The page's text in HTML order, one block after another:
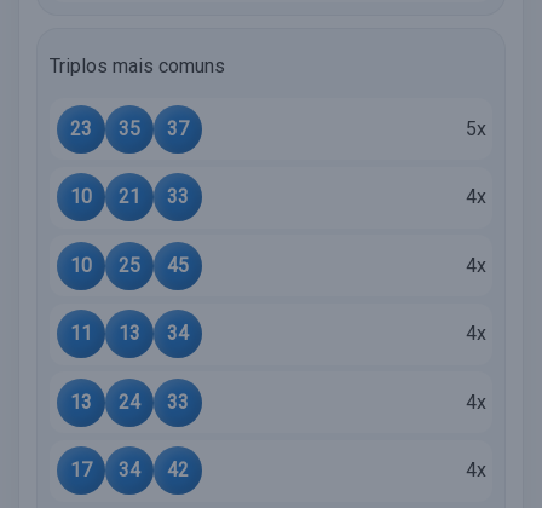
Triplos mais comuns
23 35 37 5x
10 21 33 4x
10 25 45 4x
11 13 34 4x
13 24 33 4x
17 34 42 4x